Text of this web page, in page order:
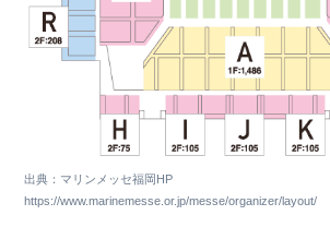
出典：マリンメッセ福岡HP
https://www.marinemesse.or.jp/messe/organizer/layout/